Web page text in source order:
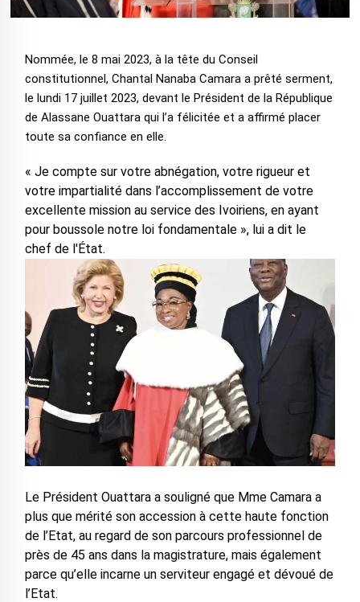
Nommée, le 8 mai 2023, à la tête du Conseil
constitutionnel, Chantal Nanaba Camara a prêté serment,
le lundi 17 juillet 2023, devant le Président de la République
de Alassane Ouattara qui l’a félicitée et a affirmé placer
toute sa confiance en elle.
« Je compte sur votre abnégation, votre rigueur et
votre impartialité dans l’accomplissement de votre
excellente mission au service des Ivoiriens, en ayant
pour boussole notre loi fondamentale », lui a dit le
chef de l'État.
Le Président Ouattara a souligné que Mme Camara a
plus que mérité son accession à cette haute fonction
de l’Etat, au regard de son parcours professionnel de
près de 45 ans dans la magistrature, mais également
parce qu’elle incarne un serviteur engagé et dévoué de
l’Etat.